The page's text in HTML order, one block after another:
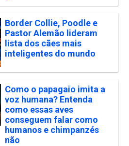
Border Collie, Poodle e
Pastor Alemão lideram
lista dos cães mais
inteligentes do mundo
Como o papagaio imita a
voz humana? Entenda
como essas aves
conseguem falar como
humanos e chimpanzés
não